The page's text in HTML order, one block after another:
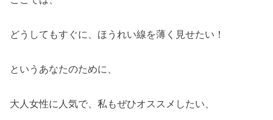
どうしてもすぐに、ほうれい線を薄く見せたい！
というあなたのために、
大人女性に人気で、私もぜひオススメしたい、